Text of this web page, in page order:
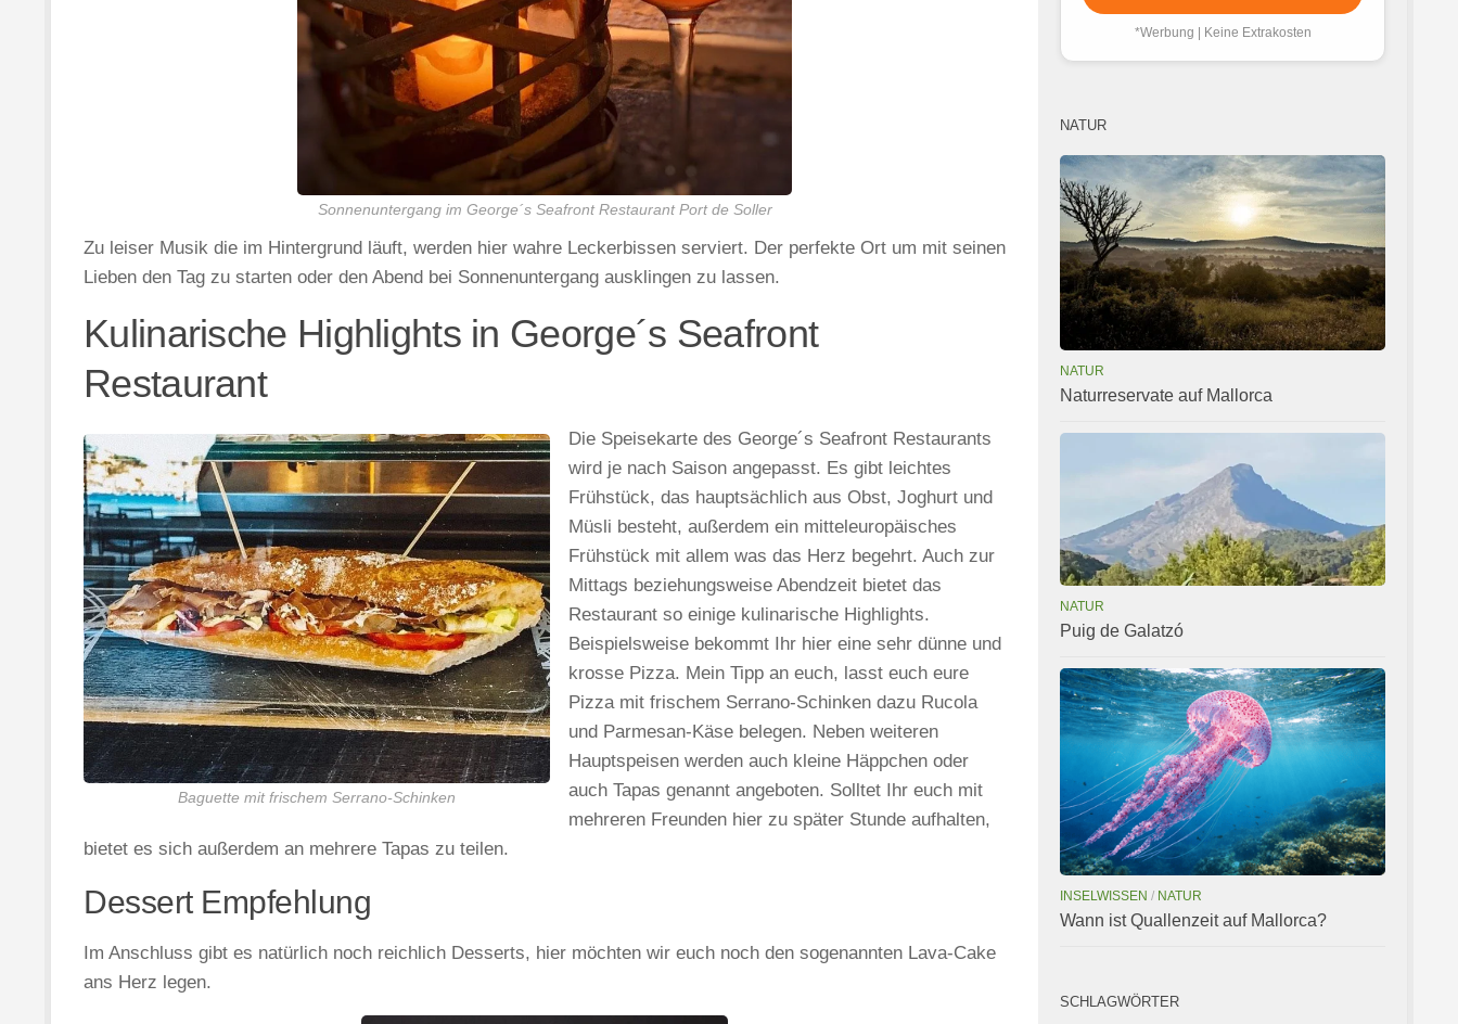
Sonnenuntergang im George´s Seafront Restaurant Port de Soller
Zu leiser Musik die im Hintergrund läuft, werden hier wahre Leckerbissen serviert. Der perfekte Ort um mit seinen
Lieben den Tag zu starten oder den Abend bei Sonnenuntergang ausklingen zu lassen.
Kulinarische Highlights in George´s Seafront
Restaurant
Baguette mit frischem Serrano-Schinken
Die Speisekarte des George´s Seafront Restaurants
wird je nach Saison angepasst. Es gibt leichtes
Frühstück, das hauptsächlich aus Obst, Joghurt und
Müsli besteht, außerdem ein mitteleuropäisches
Frühstück mit allem was das Herz begehrt. Auch zur
Mittags beziehungsweise Abendzeit bietet das
Restaurant so einige kulinarische Highlights.
Beispielsweise bekommt Ihr hier eine sehr dünne und
krosse Pizza. Mein Tipp an euch, lasst euch eure
Pizza mit frischem Serrano-Schinken dazu Rucola
und Parmesan-Käse belegen. Neben weiteren
Hauptspeisen werden auch kleine Häppchen oder
auch Tapas genannt angeboten. Solltet Ihr euch mit
mehreren Freunden hier zu später Stunde aufhalten,
bietet es sich außerdem an mehrere Tapas zu teilen.
Dessert Empfehlung
Im Anschluss gibt es natürlich noch reichlich Desserts, hier möchten wir euch noch den sogenannten Lava-Cake
ans Herz legen.
*Werbung | Keine Extrakosten
NATUR
NATUR
Naturreservate auf Mallorca
NATUR
Puig de Galatzó
INSELWISSEN / NATUR
Wann ist Quallenzeit auf Mallorca?
SCHLAGWÖRTER